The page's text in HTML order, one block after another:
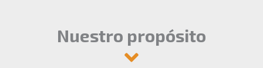
Nuestro propósito